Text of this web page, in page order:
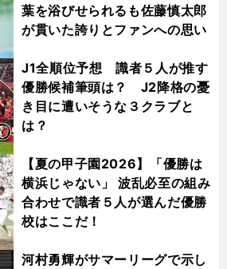
葉を浴びせられるも佐藤慎太郎
が貫いた誇りとファンへの思い
J1全順位予想 識者５人が推す
優勝候補筆頭は？ J2降格の憂
き目に遭いそうな３クラブと
は？
【夏の甲子園2026】「優勝は
横浜じゃない」 波乱必至の組み
合わせで識者５人が選んだ優勝
校はここだ！
河村勇輝がサマーリーグで示し